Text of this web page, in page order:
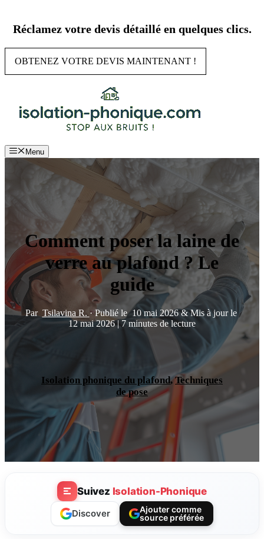
contenu
Réclamez votre devis détaillé en quelques clics.
OBTENEZ VOTRE DEVIS MAINTENANT !
Menu
Comment poser la laine de
verre au plafond ? Le
guide
Par Tsilavina R. · Publié le10 mai 2026& Mis à jour le
12 mai 2026| 7 minutes de lecture
Isolation phonique du plafond,Techniques
de pose
Suivez Isolation-Phonique
Discover
Ajouter comme
source préférée